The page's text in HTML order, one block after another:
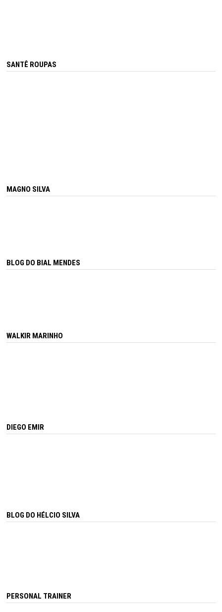
SANTÊ ROUPAS
MAGNO SILVA
BLOG DO BIAL MENDES
WALKIR MARINHO
DIEGO EMIR
BLOG DO HÉLCIO SILVA
PERSONAL TRAINER